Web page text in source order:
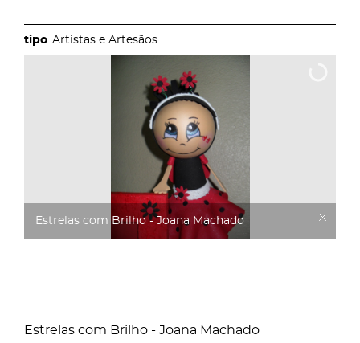
Artistas e Artesãos
Estrelas com Brilho - Joana Machado
Estrelas com Brilho - Joana Machado